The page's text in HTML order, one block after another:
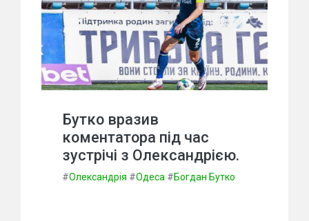
Бутко вразив
коментатора під час
зустрічі з Олександрією.
#Олександрія #Одеса #Богдан Бутко